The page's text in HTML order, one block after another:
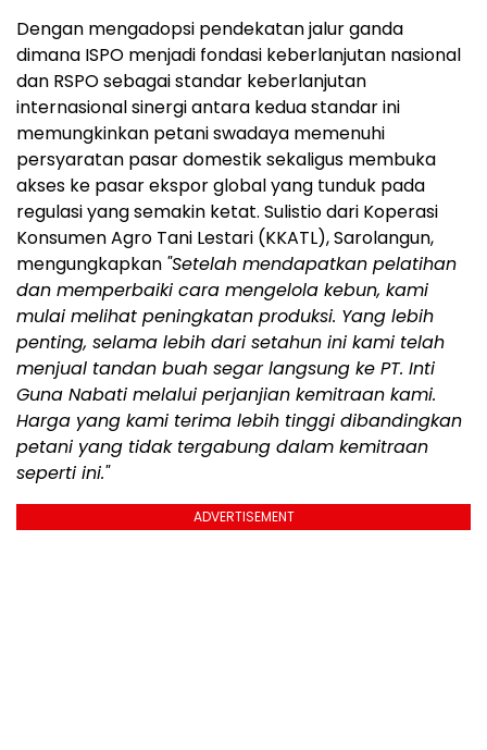
Dengan mengadopsi pendekatan jalur ganda
dimana ISPO menjadi fondasi keberlanjutan nasional
dan RSPO sebagai standar keberlanjutan
internasional sinergi antara kedua standar ini
memungkinkan petani swadaya memenuhi
persyaratan pasar domestik sekaligus membuka
akses ke pasar ekspor global yang tunduk pada
regulasi yang semakin ketat. Sulistio dari Koperasi
Konsumen Agro Tani Lestari (KKATL), Sarolangun,
mengungkapkan "Setelah mendapatkan pelatihan
dan memperbaiki cara mengelola kebun, kami
mulai melihat peningkatan produksi. Yang lebih
penting, selama lebih dari setahun ini kami telah
menjual tandan buah segar langsung ke PT. Inti
Guna Nabati melalui perjanjian kemitraan kami.
Harga yang kami terima lebih tinggi dibandingkan
petani yang tidak tergabung dalam kemitraan
seperti ini."
ADVERTISEMENT